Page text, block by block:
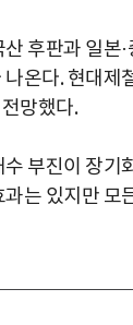
후판과 일본
온다. 현대제
망했다.
부진이 장기
는 있지만 모